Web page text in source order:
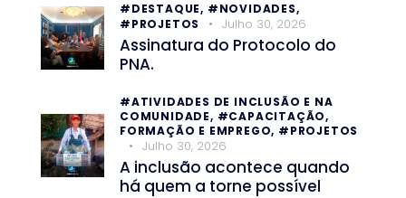
#DESTAQUE, #NOVIDADES,
#PROJETOS
Julho 30, 2026
Assinatura do Protocolo do
PNA.
#ATIVIDADES DE INCLUSÃO E NA
COMUNIDADE, #CAPACITAÇÃO,
FORMAÇÃO E EMPREGO, #PROJETOS
Julho 30, 2026
A inclusão acontece quando
há quem a torne possível